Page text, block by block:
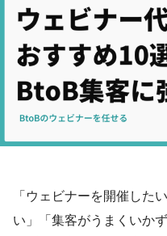
「ウェビナーを開催した
い」「集客がうまくいか